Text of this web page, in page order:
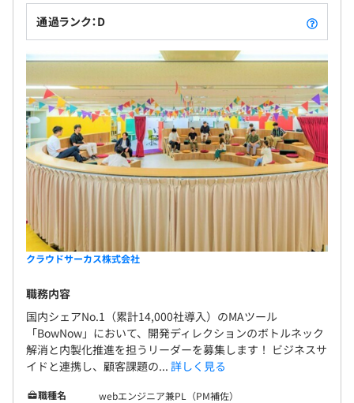
通過ランク：D
クラウドサーカス株式会社
職務内容
国内シェアNo.1（累計14,000社導入）のMAツール
「BowNow」において、開発ディレクションのボトルネック
解消と内製化推進を担うリーダーを募集します！ ビジネスサ
イドと連携し、顧客課題の... 詳しく見る
職種名
webエンジニア兼PL（PM補佐）